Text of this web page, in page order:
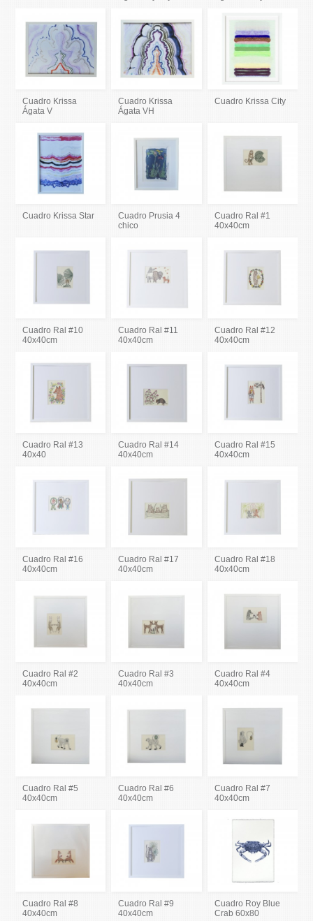
Cuadro Krissa
Ágata V
Cuadro Krissa
Ágata VH
Cuadro Krissa City
Cuadro Krissa Star
Cuadro Prusia 4
chico
Cuadro Ral #1
40x40cm
Cuadro Ral #10
40x40cm
Cuadro Ral #11
40x40cm
Cuadro Ral #12
40x40cm
Cuadro Ral #13
40x40
Cuadro Ral #14
40x40cm
Cuadro Ral #15
40x40cm
Cuadro Ral #16
40x40cm
Cuadro Ral #17
40x40cm
Cuadro Ral #18
40x40cm
Cuadro Ral #2
40x40cm
Cuadro Ral #3
40x40cm
Cuadro Ral #4
40x40cm
Cuadro Ral #5
40x40cm
Cuadro Ral #6
40x40cm
Cuadro Ral #7
40x40cm
Cuadro Ral #8
40x40cm
Cuadro Ral #9
40x40cm
Cuadro Roy Blue
Crab 60x80